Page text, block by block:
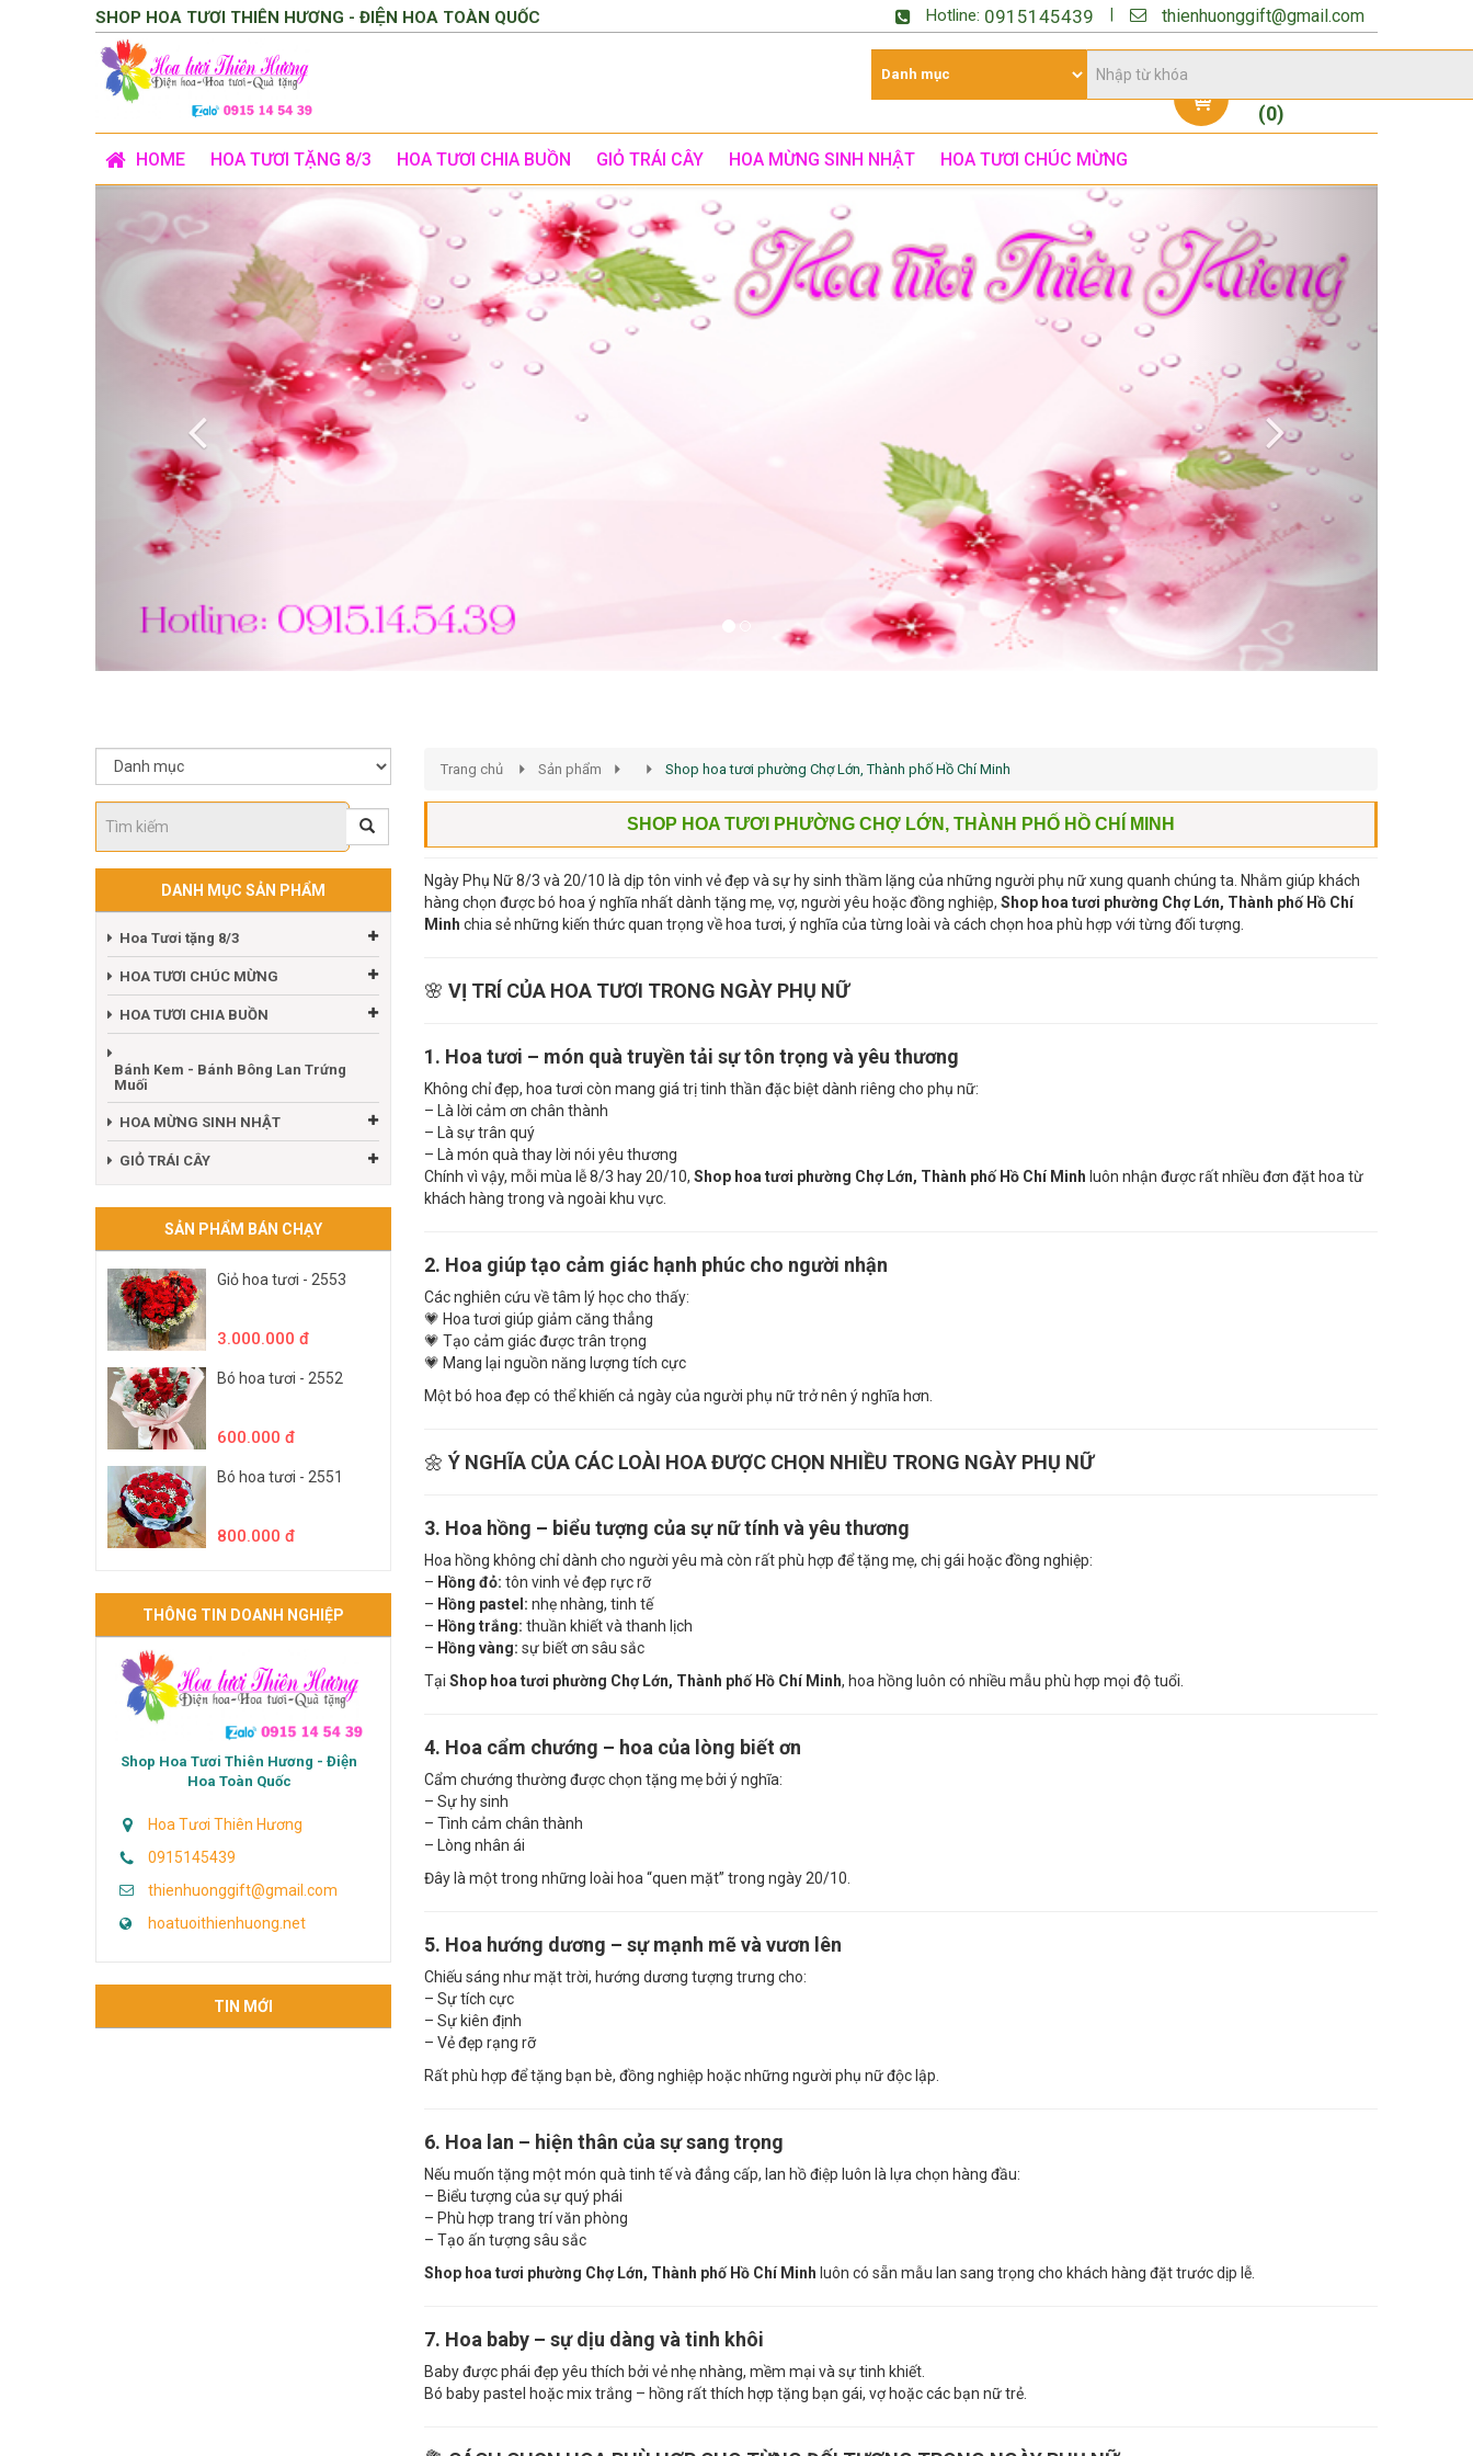
SHOP HOA TƯƠI THIÊN HƯƠNG - ĐIỆN HOA TOÀN QUỐC Hotline: 0915145439 thienhuonggift@gmail.com
(0)
HOME HOA TƯƠI TẶNG 8/3 HOA TƯƠI CHIA BUỒN GIỎ TRÁI CÂY HOA MỪNG SINH NHẬT HOA TƯƠI CHÚC MỪNG
Previous
DANH MỤC SẢN PHẨM
Hoa Tươi tặng 8/3
HOA TƯƠI CHÚC MỪNG
HOA TƯƠI CHIA BUỒN
Bánh Kem - Bánh Bông Lan Trứng
Muối
HOA MỪNG SINH NHẬT
GIỎ TRÁI CÂY
SẢN PHẨM BÁN CHẠY
Giỏ hoa tươi - 2553
3.000.000 đ
Bó hoa tươi - 2552
600.000 đ
Bó hoa tươi - 2551
800.000 đ
THÔNG TIN DOANH NGHIỆP
Shop Hoa Tươi Thiên Hương - Điện
Hoa Toàn Quốc
Hoa Tươi Thiên Hương
0915145439
thienhuonggift@gmail.com
hoatuoithienhuong.net
TIN MỚI
Trang chủ Sản phẩm Shop hoa tươi phường Chợ Lớn, Thành phố Hồ Chí Minh
SHOP HOA TƯƠI PHƯỜNG CHỢ LỚN, THÀNH PHỐ HỒ CHÍ MINH
Ngày Phụ Nữ 8/3 và 20/10 là dịp tôn vinh vẻ đẹp và sự hy sinh thầm lặng của những người phụ nữ xung quanh chúng ta. Nhằm giúp khách
hàng chọn được bó hoa ý nghĩa nhất dành tặng mẹ, vợ, người yêu hoặc đồng nghiệp, Shop hoa tươi phường Chợ Lớn, Thành phố Hồ Chí
Minh chia sẻ những kiến thức quan trọng về hoa tươi, ý nghĩa của từng loài và cách chọn hoa phù hợp với từng đối tượng.
🌸 VỊ TRÍ CỦA HOA TƯƠI TRONG NGÀY PHỤ NỮ
1. Hoa tươi – món quà truyền tải sự tôn trọng và yêu thương
Không chỉ đẹp, hoa tươi còn mang giá trị tinh thần đặc biệt dành riêng cho phụ nữ:
– Là lời cảm ơn chân thành
– Là sự trân quý
– Là món quà thay lời nói yêu thương
Chính vì vậy, mỗi mùa lễ 8/3 hay 20/10, Shop hoa tươi phường Chợ Lớn, Thành phố Hồ Chí Minh luôn nhận được rất nhiều đơn đặt hoa từ
khách hàng trong và ngoài khu vực.
2. Hoa giúp tạo cảm giác hạnh phúc cho người nhận
Các nghiên cứu về tâm lý học cho thấy:
💗 Hoa tươi giúp giảm căng thẳng
💗 Tạo cảm giác được trân trọng
💗 Mang lại nguồn năng lượng tích cực
Một bó hoa đẹp có thể khiến cả ngày của người phụ nữ trở nên ý nghĩa hơn.
🌼 Ý NGHĨA CỦA CÁC LOÀI HOA ĐƯỢC CHỌN NHIỀU TRONG NGÀY PHỤ NỮ
3. Hoa hồng – biểu tượng của sự nữ tính và yêu thương
Hoa hồng không chỉ dành cho người yêu mà còn rất phù hợp để tặng mẹ, chị gái hoặc đồng nghiệp:
– Hồng đỏ: tôn vinh vẻ đẹp rực rỡ
– Hồng pastel: nhẹ nhàng, tinh tế
– Hồng trắng: thuần khiết và thanh lịch
– Hồng vàng: sự biết ơn sâu sắc
Tại Shop hoa tươi phường Chợ Lớn, Thành phố Hồ Chí Minh, hoa hồng luôn có nhiều mẫu phù hợp mọi độ tuổi.
4. Hoa cẩm chướng – hoa của lòng biết ơn
Cẩm chướng thường được chọn tặng mẹ bởi ý nghĩa:
– Sự hy sinh
– Tình cảm chân thành
– Lòng nhân ái
Đây là một trong những loài hoa “quen mặt” trong ngày 20/10.
5. Hoa hướng dương – sự mạnh mẽ và vươn lên
Chiếu sáng như mặt trời, hướng dương tượng trưng cho:
– Sự tích cực
– Sự kiên định
– Vẻ đẹp rạng rỡ
Rất phù hợp để tặng bạn bè, đồng nghiệp hoặc những người phụ nữ độc lập.
6. Hoa lan – hiện thân của sự sang trọng
Nếu muốn tặng một món quà tinh tế và đẳng cấp, lan hồ điệp luôn là lựa chọn hàng đầu:
– Biểu tượng của sự quý phái
– Phù hợp trang trí văn phòng
– Tạo ấn tượng sâu sắc
Shop hoa tươi phường Chợ Lớn, Thành phố Hồ Chí Minh luôn có sẵn mẫu lan sang trọng cho khách hàng đặt trước dịp lễ.
7. Hoa baby – sự dịu dàng và tinh khôi
Baby được phái đẹp yêu thích bởi vẻ nhẹ nhàng, mềm mại và sự tinh khiết.
Bó baby pastel hoặc mix trắng – hồng rất thích hợp tặng bạn gái, vợ hoặc các bạn nữ trẻ.